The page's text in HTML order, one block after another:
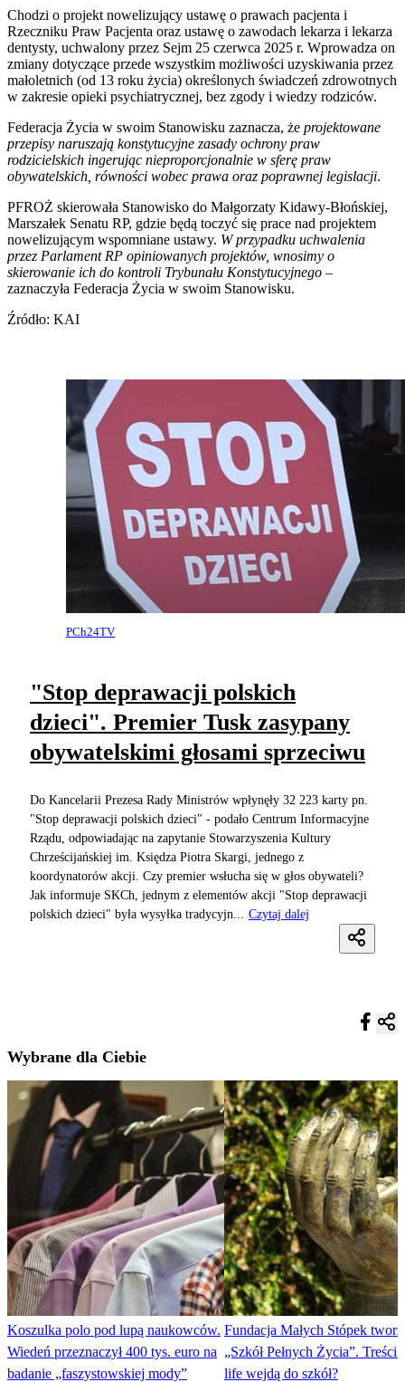
Chodzi o projekt nowelizujący ustawę o prawach pacjenta i
Rzeczniku Praw Pacjenta oraz ustawę o zawodach lekarza i lekarza
dentysty, uchwalony przez Sejm 25 czerwca 2025 r. Wprowadza on
zmiany dotyczące przede wszystkim możliwości uzyskiwania przez
małoletnich (od 13 roku życia) określonych świadczeń zdrowotnych
w zakresie opieki psychiatrycznej, bez zgody i wiedzy rodziców.
Federacja Życia w swoim Stanowisku zaznacza, że projektowane
przepisy naruszają konstytucyjne zasady ochrony praw
rodzicielskich ingerując nieproporcjonalnie w sferę praw
obywatelskich, równości wobec prawa oraz poprawnej legislacji.
PFROŻ skierowała Stanowisko do Małgorzaty Kidawy-Błońskiej,
Marszałek Senatu RP, gdzie będą toczyć się prace nad projektem
nowelizującym wspomniane ustawy. W przypadku uchwalenia
przez Parlament RP opiniowanych projektów, wnosimy o
skierowanie ich do kontroli Trybunału Konstytucyjnego –
zaznaczyła Federacja Życia w swoim Stanowisku.
Źródło: KAI
PCh24TV
"Stop deprawacji polskich
dzieci". Premier Tusk zasypany
obywatelskimi głosami sprzeciwu
Do Kancelarii Prezesa Rady Ministrów wpłynęły 32 223 karty pn.
"Stop deprawacji polskich dzieci" - podało Centrum Informacyjne
Rządu, odpowiadając na zapytanie Stowarzyszenia Kultury
Chrześcijańskiej im. Księdza Piotra Skargi, jednego z
koordynatorów akcji. Czy premier wsłucha się w głos obywateli?
Jak informuje SKCh, jednym z elementów akcji "Stop deprawacji
polskich dzieci" była wysyłka tradycyjn...
Czytaj dalej
Wybrane dla Ciebie
Koszulka polo pod lupą naukowców.
Wiedeń przeznaczył 400 tys. euro na
badanie „faszystowskiej mody”
Fundacja Małych Stópek
„Szkół Pełnych Życia”. Treści
life wejdą do szkół?